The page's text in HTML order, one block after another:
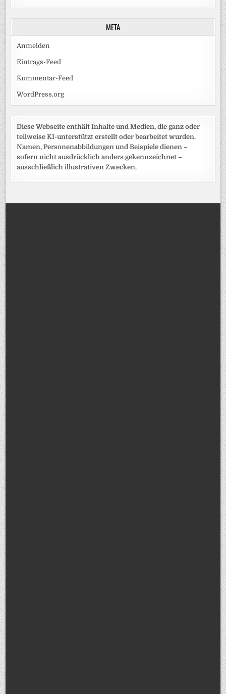
META
Anmelden
Eintrags-Feed
Kommentar-Feed
WordPress.org
Diese Webseite enthält Inhalte und Medien, die ganz oder
teilweise KI-unterstützt erstellt oder bearbeitet wurden.
Namen, Personenabbildungen und Beispiele dienen –
sofern nicht ausdrücklich anders gekennzeichnet –
ausschließlich illustrativen Zwecken.